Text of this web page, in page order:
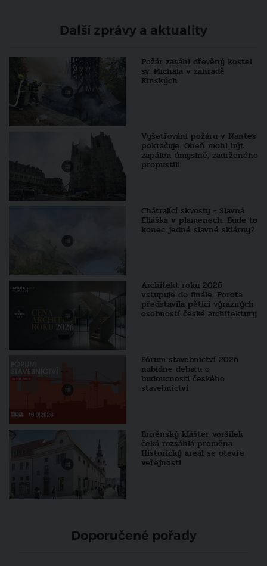
Další zprávy a aktuality
Požár zasáhl dřevěný kostel
sv. Michala v zahradě
Kinských
Vyšetřování požáru v Nantes
pokračuje. Oheň mohl být
zapálen úmyslně, zadrženého
propustili
Chátrající skvosty - Slavná
Eliáška v plamenech. Bude to
konec jedné slavné sklárny?
Architekt roku 2026
vstupuje do finále. Porota
představila pětici výrazných
osobností české architektury
Fórum stavebnictví 2026
nabídne debatu o
budoucnosti českého
stavebnictví
Brněnský klášter voršilek
čeká rozsáhlá proměna.
Historický areál se otevře
veřejnosti
Doporučené pořady